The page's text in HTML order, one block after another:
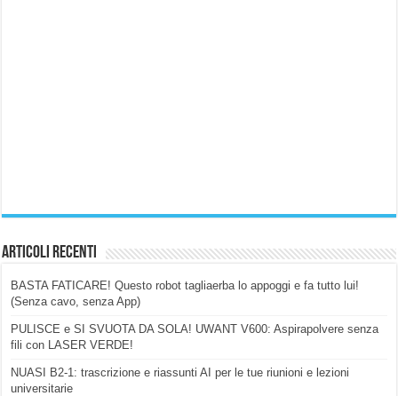
Articoli Recenti
BASTA FATICARE! Questo robot tagliaerba lo appoggi e fa tutto lui!
(Senza cavo, senza App)
PULISCE e SI SVUOTA DA SOLA! UWANT V600: Aspirapolvere senza
fili con LASER VERDE!
NUASI B2-1: trascrizione e riassunti AI per le tue riunioni e lezioni
universitarie